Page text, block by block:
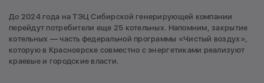
До 2024 года на ТЭЦ Сибирской генерирующей компании
перейдут потребители еще 25 котельных. Напомним, закрытие
котельных — часть федеральной программы «Чистый воздух»,
которую в Красноярске совместно с энергетиками реализуют
краевые и городские власти.